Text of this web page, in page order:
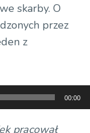
skarby. O
przez
z
00:00
pracował